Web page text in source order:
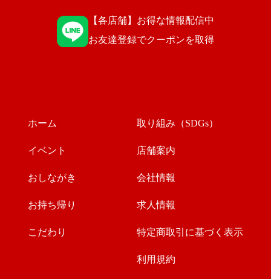
【各店舗】お得な情報配信中
お友達登録でクーポンを取得
ホーム
イベント
おしながき
お持ち帰り
こだわり
取り組み（SDGs）
店舗案内
会社情報
求人情報
特定商取引に基づく表示
利用規約